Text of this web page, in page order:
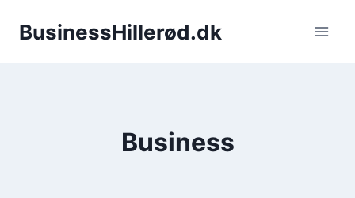
BusinessHillerød.dk
Business